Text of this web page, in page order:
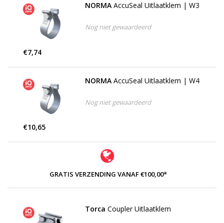
NORMA AccuSeal Uitlaatklem | W3
Nog niet gewaardeerd
€7,74
NORMA AccuSeal Uitlaatklem | W4
Nog niet gewaardeerd
€10,65
GRATIS VERZENDING VANAF €100,00*
Torca Coupler Uitlaatklem